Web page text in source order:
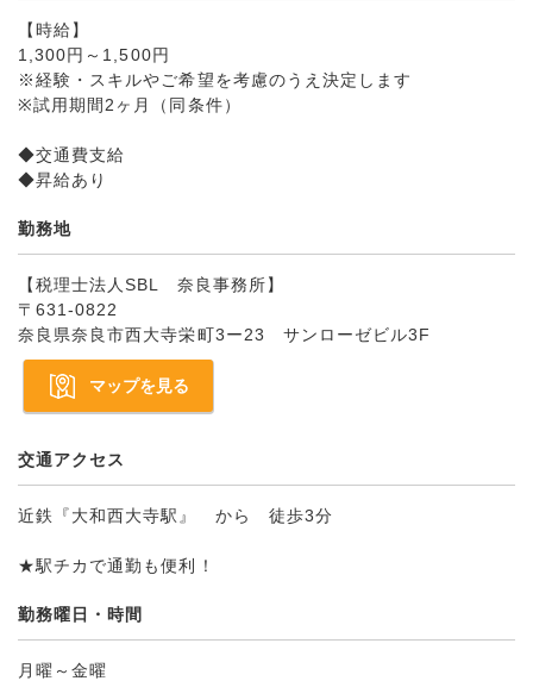
【時給】
1,300円～1,500円
※経験・スキルやご希望を考慮のうえ決定します
※試用期間2ヶ月（同条件）
◆交通費支給
◆昇給あり
勤務地
【税理士法人SBL 奈良事務所】
〒631-0822
奈良県奈良市西大寺栄町3ー23 サンローゼビル3F
マップを見る
交通アクセス
近鉄『大和西大寺駅』 から 徒歩3分
★駅チカで通勤も便利！
勤務曜日・時間
月曜～金曜